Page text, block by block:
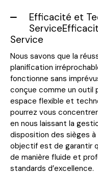
Efficacité et
Service
Nous savons que la
planification
fonctionne sans
conçue comme un outil
espace flexible et
pourrez vous
en nous laissant la
disposition des sièges
objectif est de garantir
de manière fluide et
standards d’excellence.